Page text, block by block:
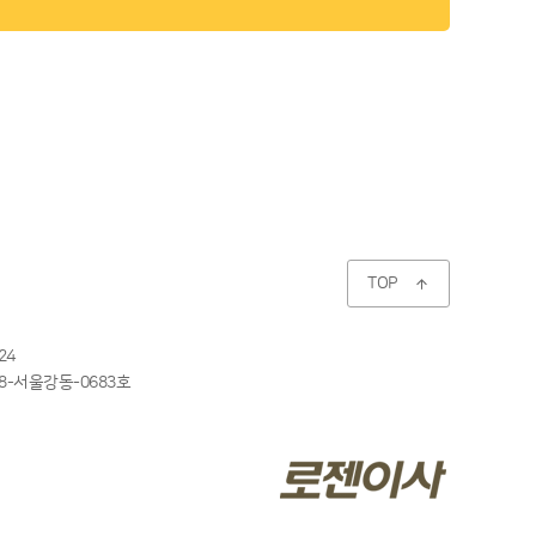
TOP 
서울강동-0683호